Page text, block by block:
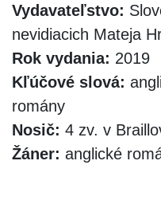
Vydavateľstvo:
nevidiacich Mateja
Rok vydania: 2019
Kľúčové slová:
romány
Nosič: 4 zv. v
Žáner: anglické